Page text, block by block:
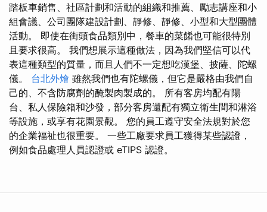
踏板車銷售、社區計劃和活動的組織和推薦、勵志講座和小
組會議、公司團隊建設計劃、靜修、靜修、小型和大型團體
活動。 即使在街頭食品類別中，餐車的菜餚也可能很特別
且要求很高。 我們想展示這種做法，因為我們堅信可以代
表這種類型的質量，而且人們不一定想吃漢堡、披薩、陀螺
儀。 台北外燴 雖然我們也有陀螺儀，但它是嚴格由我們自
己的、不含防腐劑的醃製肉製成的。 所有客房均配有陽
台、私人保險箱和沙發，部分客房還配有獨立衛生間和淋浴
等設施，或享有花園景觀。 您的員工遵守安全法規對於您
的企業福祉也很重要。 一些工廠要求員工獲得某些認證，
例如食品處理人員認證或 eTIPS 認證。